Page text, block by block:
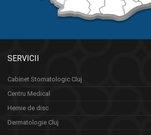
SERVICII
Cabinet Stomatologic Cluj
Centru Medical
Hernie de disc
Dermatologie Cluj